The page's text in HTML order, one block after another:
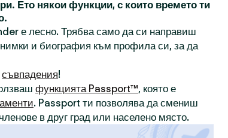
Ето някои функции, с които времето ти
е лесно. Трябва само да си направиш
и биография към профила си, за да
съвпадения!
функцията Passport™, която е
. Passport ти позволява да смениш
в друг град или населено място.